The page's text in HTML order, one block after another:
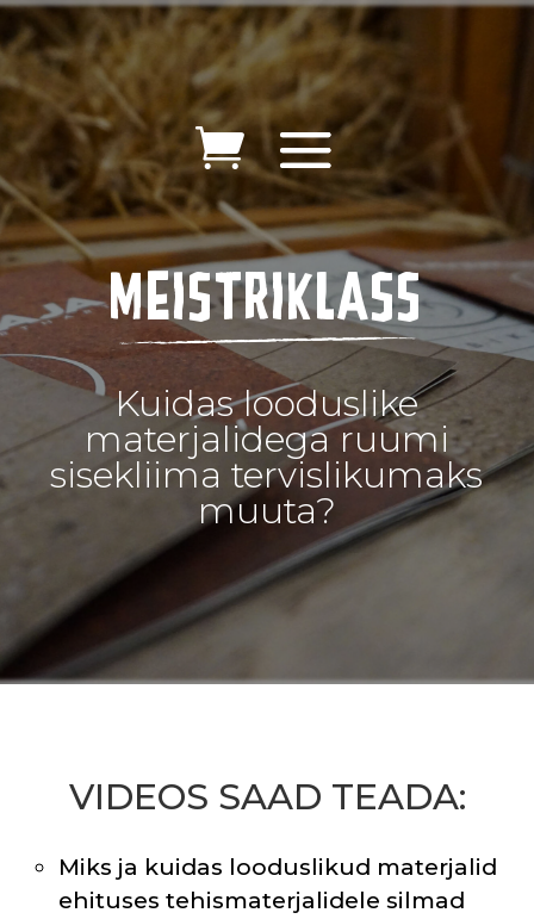
MEISTRIKLASS
Kuidas looduslike
materjalidega ruumi
sisekliima tervislikumaks
muuta?
VIDEOS SAAD TEADA:
Miks ja kuidas looduslikud materjalid
ehituses tehismaterjalidele silmad